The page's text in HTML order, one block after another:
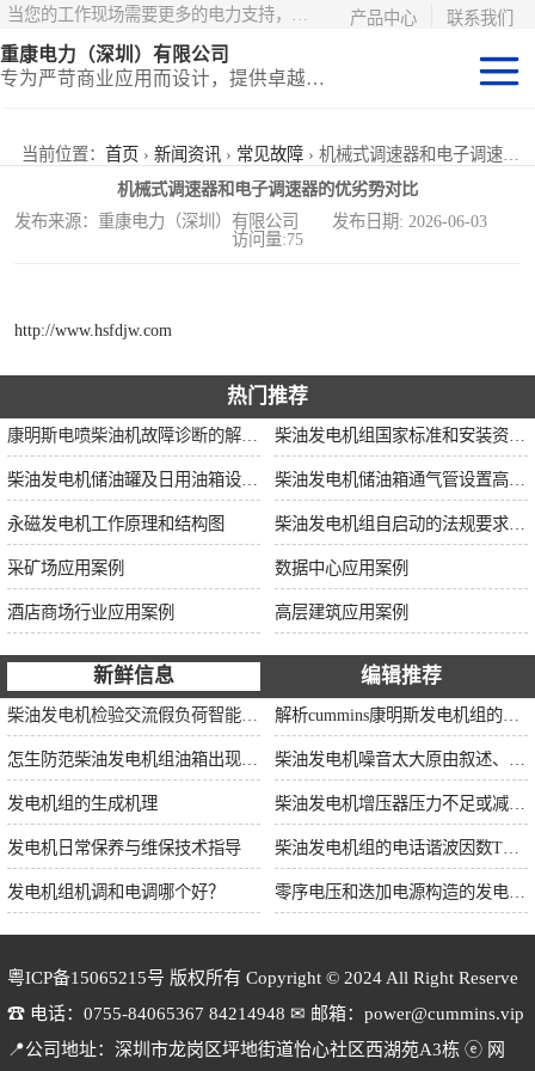
联系我们
产品中心
重康电力（深圳）有限公司
专为严苛商业应用而设计，提供卓越的价值和匹配的功能
当前位置： 首页 › 新闻资讯 › 常见故障 › 机械式调速器和电子调速器的优劣势对比
机械式调速器和电子调速器的优劣势对比
发布来源：重康电力（深圳）有限公司 发布日期: 2026-06-03
访问量:75
http://www.hsfdjw.com
热门推荐
永磁发电机工作原理和结构图
采矿场应用案例 数据中心应用案例
酒店商场行业应用案例 高层建筑应用案例
新鲜信息 编辑推荐
发电机组的生成机理
发电机日常保养与维保技术指导
发电机组机调和电调哪个好？
粤ICP备15065215号 版权所有 Copyright © 2024 All Right Reserve
☎ 电话：0755-84065367 84214948 ✉ 邮箱：power@cummins.vip
📍公司地址：深圳市龙岗区坪地街道怡心社区西湖苑A3栋 ⓔ 网
静音型集装箱电
站
移动式挂车电站